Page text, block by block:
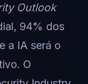
Outlook
94% dos
a IA será o
O